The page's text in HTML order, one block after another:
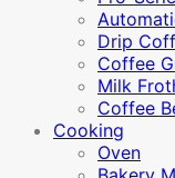
Drip
Coffee
Milk
Coffee
Cooking
Oven